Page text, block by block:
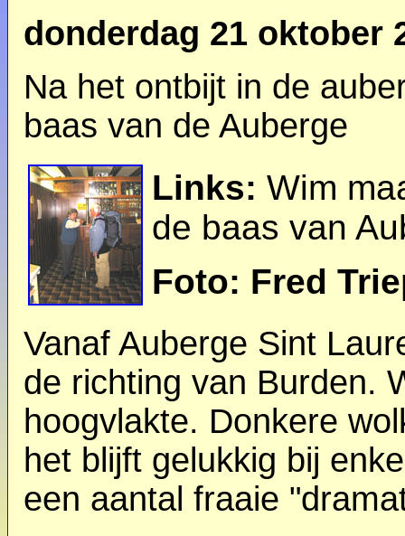
donderdag 21 oktober
Na het ontbijt in de
baas van de Auberge
Links: Wim
de baas van
Foto: Fred
Vanaf Auberge Sint
de richting van Burden.
hoogvlakte. Donkere
het blijft gelukkig bij
een aantal fraaie